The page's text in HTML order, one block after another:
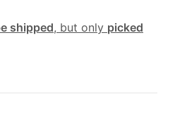
shipped, but only picked